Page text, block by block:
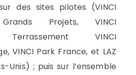
des sites pilotes (VINCI
Projets, VINCI
Terrassement VINCI
VINCI Park France, et LAZ
Unis) ; puis sur l’ensemble